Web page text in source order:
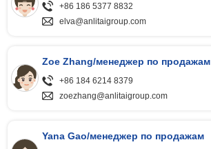
+86 186 5377 8832
elva@anlitaigroup.com
Zoe Zhang/менеджер по продажам
+86 184 6214 8379
zoezhang@anlitaigroup.com
Yana Gao/менеджер по продажам